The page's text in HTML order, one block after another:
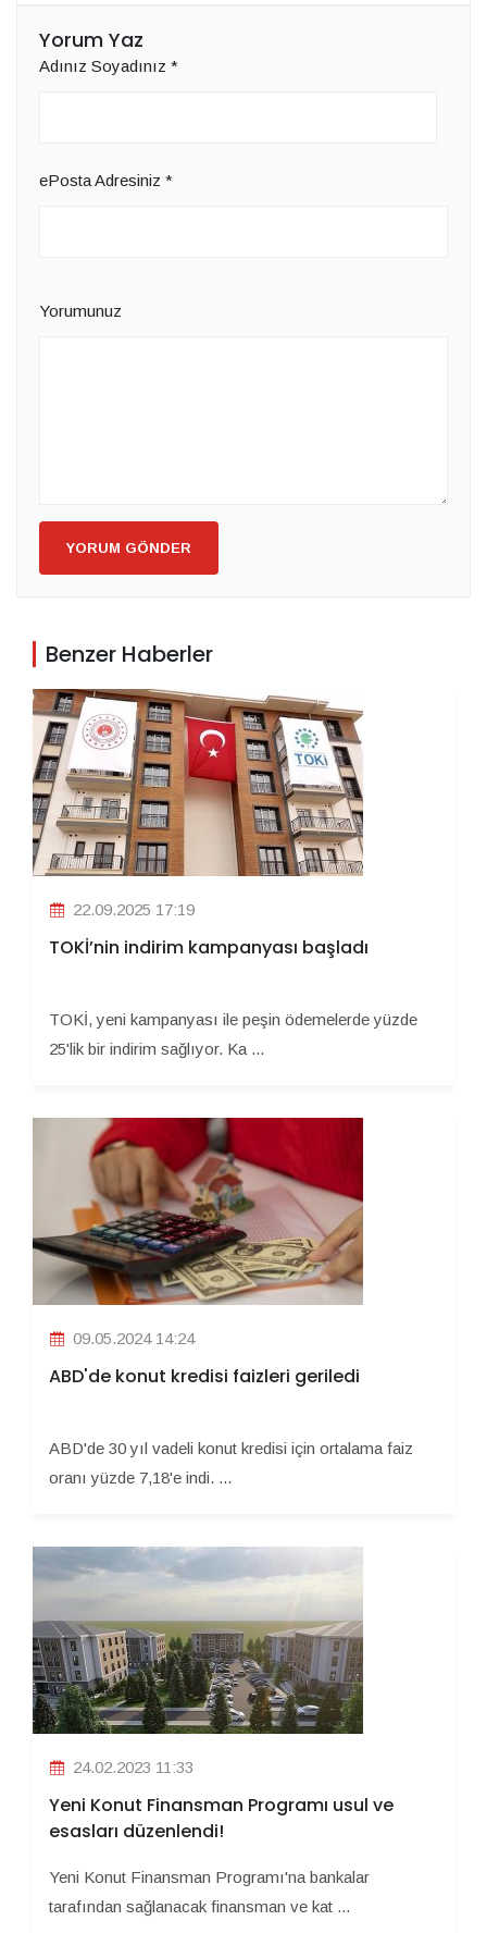
Yorum Yaz
Adınız Soyadınız *
ePosta Adresiniz *
Yorumunuz
YORUM GÖNDER
Benzer Haberler
22.09.2025 17:19
TOKİ’nin indirim kampanyası başladı
TOKİ, yeni kampanyası ile peşin ödemelerde yüzde
25'lik bir indirim sağlıyor. Ka ...
09.05.2024 14:24
ABD'de konut kredisi faizleri geriledi
ABD'de 30 yıl vadeli konut kredisi için ortalama faiz
oranı yüzde 7,18'e indi. ...
24.02.2023 11:33
Yeni Konut Finansman Programı usul ve
esasları düzenlendi!
Yeni Konut Finansman Programı'na bankalar
tarafından sağlanacak finansman ve kat ...